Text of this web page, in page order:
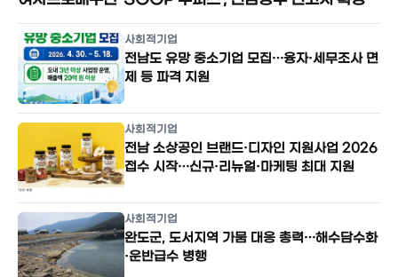
사회적기업
전남도 유망 중소기업 모집…융자·세무조사 면
제 등 파격 지원
사회적기업
전남 소상공인 브랜드·디자인 지원사업 2026
접수 시작…신규·리뉴얼·마케팅 최대 지원
사회적기업
완도군, 도서지역 가뭄 대응 총력…해수담수화
·운반급수 병행